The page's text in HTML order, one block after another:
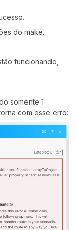
do make.
funcionando,
somente 1
com esse erro: